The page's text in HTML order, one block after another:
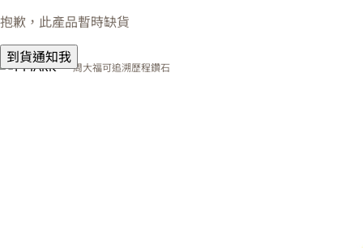
抱歉，此產品暫時缺貨
到貨通知我
周大福可追溯歷程鑽石